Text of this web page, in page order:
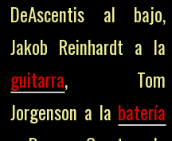
DeAscentis al bajo,
Jakob Reinhardt a la
guitarra, Tom
Jorgenson a la batería